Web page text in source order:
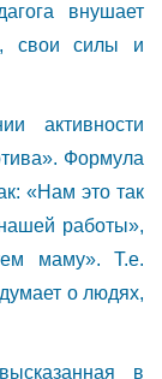
внушает
свои силы и
активности
Формула
«Нам это так
работы»,
маму». Т.е.
о людях,
в